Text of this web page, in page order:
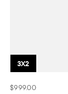
$999.00